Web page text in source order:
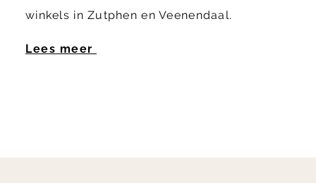
winkels in Zutphen en Veenendaal.
Lees meer